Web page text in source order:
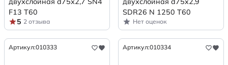
F13 Т60
5 2 отзыва
SDR26 N 1250 Т60
Нет оценок
Артикул:010333 Артикул:010334